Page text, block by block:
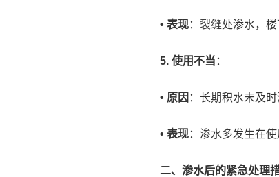
• 表现：裂缝处渗水，
5. 使用不当 ：
• 原因 ：长期积水未及
• 表现：渗水多发生在使
二、渗水后的紧急处理